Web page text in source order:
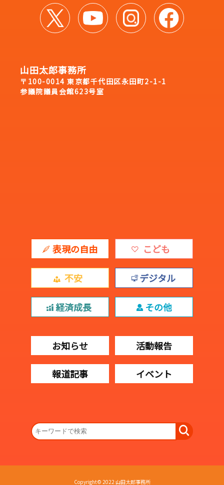
山田太郎事務所
〒100-0014 東京都千代田区永田町2-1-1
参議院議員会館623号室
表現の自由 こども
不安 デジタル
経済成長 その他
お知らせ 活動報告
報道記事 イベント
Copyright© 2022 山田太郎事務所